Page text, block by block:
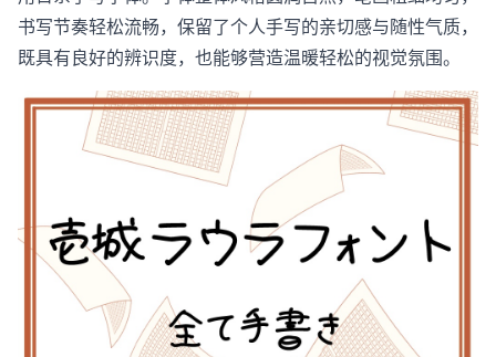
书写节奏轻松流畅，保留了个人手写的亲切感与随性气质，
既具有良好的辨识度，也能够营造温暖轻松的视觉氛围。